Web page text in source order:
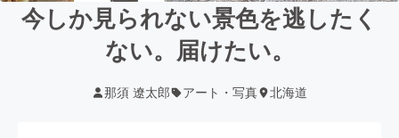
今しか見られない景色を逃したく
ない。届けたい。
那須 遼太郎 アート・写真 北海道